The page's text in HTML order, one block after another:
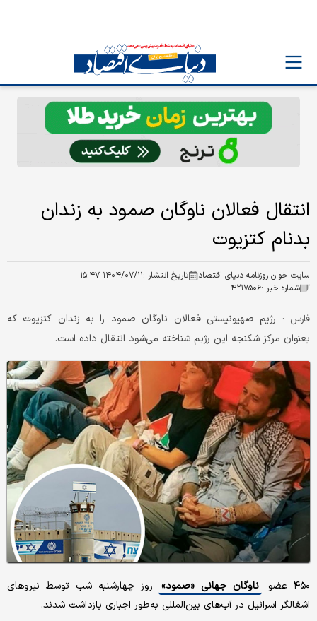
انتقال فعالان ناوگان صمود به زندان
بدنام کتزیوت
سایت خوان روزنامه دنیای اقتصاد تاریخ انتشار :۱۴۰۴/۰۷/۱۱ ۱۵:۴۷
شماره خبر :۴۲۱۷۵۰۶
فارس : رژیم صهیونیستی فعالان ناوگان صمود را به زندان کتزیوت که
بعنوان مرکز شکنجه این رژیم شناخته می‌شود انتقال داده است.
۴۵۰ عضو ناوگان جهانی «صمود»
روز چهارشنبه شب توسط نیروهای
اشغالگر اسرائیل در آب‌های بین‌المللی به‌طور اجباری بازداشت شدند.